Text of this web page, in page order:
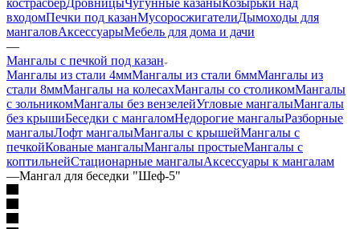
входомПечки под казанМусоросжигателиДымоходы для
мангаловАксессуарыМебель для дома и дачи
—
Мангалы с печкой под казан
Мангалы из стали 4ммМангалы из стали 6ммМангалы из
стали 8ммМангалы на колесахМангалы со столикомМангалы
с зольникомМангалы без вензелейУгловые мангалыМангалы
без крышиБеседки с мангаломНедорогие мангалыРазборные
мангалыЛофт мангалыМангалы с крышейМангалы с
печкойКованые мангалыМангалы простыеМангалы с
коптильнейСтационарные мангалыАксессуары к мангалам
—Мангал для беседки "Шеф-5"